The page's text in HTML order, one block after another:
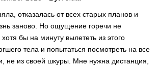
отказалась от всех старых планов и
заново. Но ощущение горечи не
хотя бы на минуту вылететь из этого
тела и попытаться посмотреть на все
не из своей шкуры. Мне нужна дистанция,